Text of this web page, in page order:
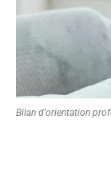
Bilan d'orientation